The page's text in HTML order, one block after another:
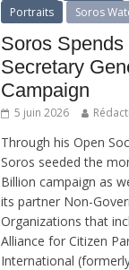
Portraits
Soros
Soros Spends
Secretary
Campaign
5 juin 2026
Through his Open
Soros seeded the
Billion campaign as
its partner Non-
Organizations that
Alliance for Citizen
International